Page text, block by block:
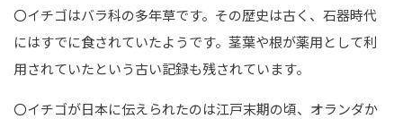
〇イチゴはバラ科の多年草です。その歴史は古く、石器時代
にはすでに食されていたようです。茎葉や根が薬用として利
用されていたという古い記録も残されています。
〇イチゴが日本に伝えられたのは江戸末期の頃、オランダか